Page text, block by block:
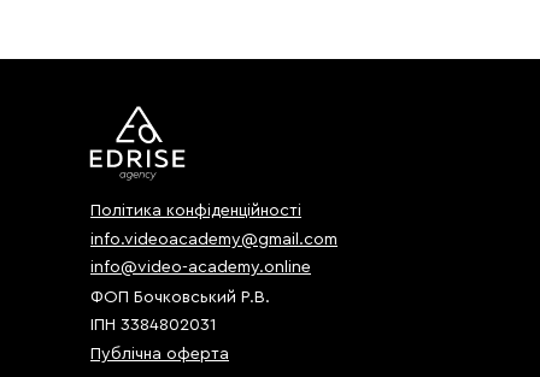
Політика конфіденційності
ФОП Бочковський Р.В.
ІПН 3384802031
info.videoacademy@gmail.com
info@video-academy.online
Публічна оферта